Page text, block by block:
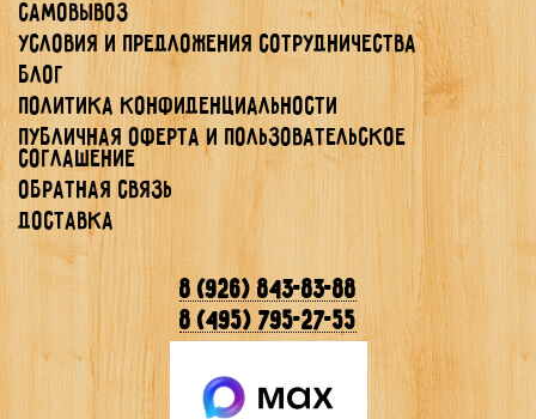
Самовывоз
Условия и предложения сотрудничества
Блог
Политика конфиденциальности
Публичная Оферта и Пользовательское
Соглашение
Обратная связь
Доставка
8 (926) 843-83-88
8 (495) 795-27-55